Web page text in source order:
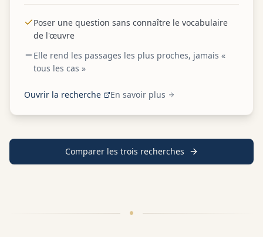
Poser une question sans connaître le vocabulaire
de l'œuvre
Elle rend les passages les plus proches, jamais «
tous les cas »
Ouvrir la recherche En savoir plus
Comparer les trois recherches